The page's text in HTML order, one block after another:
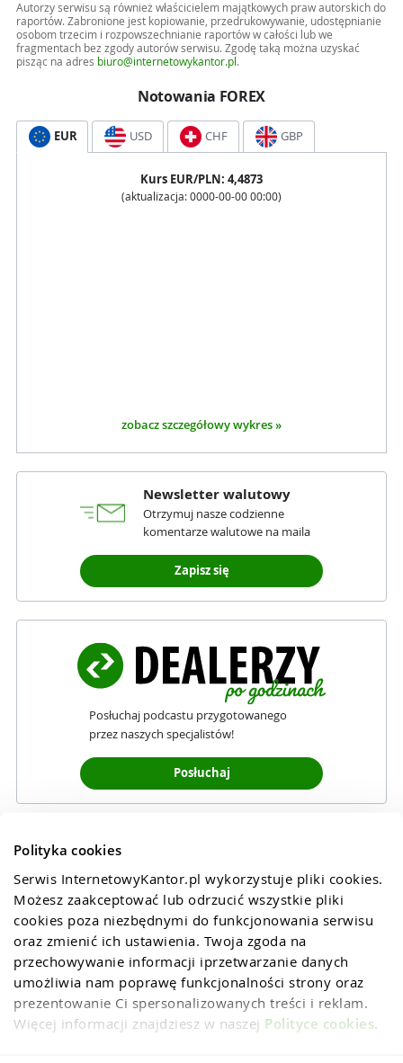
Polityka cookies
Serwis InternetowyKantor.pl wykorzystuje pliki cookies.
Możesz zaakceptować lub odrzucić wszystkie pliki
cookies poza niezbędnymi do funkcjonowania serwisu
oraz zmienić ich ustawienia. Twoja zgoda na
przechowywanie informacji iprzetwarzanie danych
umożliwia nam poprawę funkcjonalności strony oraz
prezentowanie Ci spersonalizowanych treści i reklam.
Więcej informacji znajdziesz w naszej Polityce cookies.
Autorzy serwisu są również właścicielem majątkowych praw autorskich do
raportów. Zabronione jest kopiowanie, przedrukowywanie, udostępnianie
osobom trzecim i rozpowszechnianie raportów w całości lub we
fragmentach bez zgody autorów serwisu. Zgodę taką można uzyskać
pisząc na adres biuro@internetowykantor.pl .
Notowania FOREX
EUR USD CHF GBP
Kurs EUR/PLN: 4,4873
(aktualizacja: 0000-00-00 00:00)
zobacz szczegółowy wykres »
Newsletter walutowy
Otrzymuj nasze codzienne
komentarze walutowe na maila
Zapisz się
Posłuchaj podcastu przygotowanego
przez naszych specjalistów!
Posłuchaj